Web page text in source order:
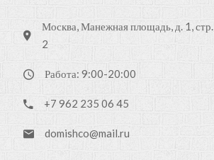
Москва, Манежная площадь, д. 1, стр.
2
Работа: 9:00-20:00
+7 962 235 06 45
domishco@mail.ru